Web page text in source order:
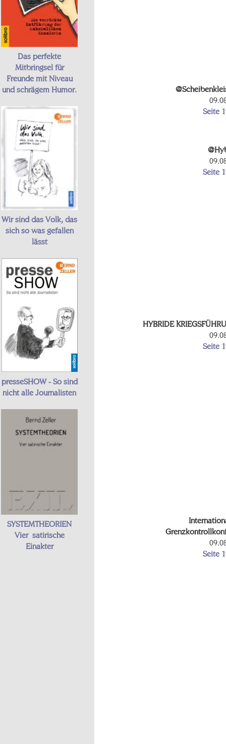
Das perfekte
Mitbringsel für
Freunde mit Niveau
und schrägem Humor.
Wir sind das Volk, das
sich so was gefallen
lässt
presseSHOW - So sind
nicht alle Journalisten
SYSTEMTHEORIEN
Vier satirische
Einakter
Seite
Seite
HYBRIDE
Seite
Seite